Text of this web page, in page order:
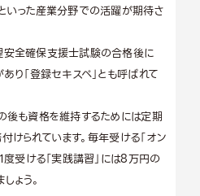
いった産業分野での活躍が期待さ
安全確保支援士試験の合格後に
り「登録セキスペ」とも呼ばれて
後も資格を維持するためには定期
けられています。毎年受ける「オン
受ける「実践講習」には8万円の
ょう。